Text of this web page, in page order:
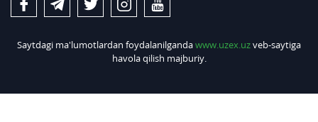
Saytdagi ma'lumotlardan foydalanilgandawww.uzex.uzveb-saytiga
havola qilish majburiy.